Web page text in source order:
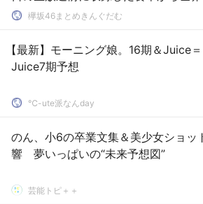
ろうSP
欅坂46まとめきんぐだむ
【最新】モーニング娘。16期＆Juice＝
Juice7期予想
℃-ute派なんday
のん、小6の卒業文集＆美少女ショッ
響 夢いっぱいの“未来予想図”
芸能トピ＋＋